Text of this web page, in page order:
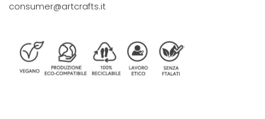
consumer@artcrafts.it